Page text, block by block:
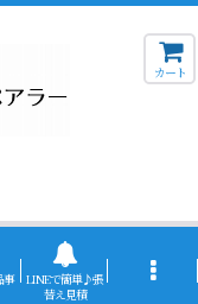
カート
事
LINEで簡単♪張
替え見積